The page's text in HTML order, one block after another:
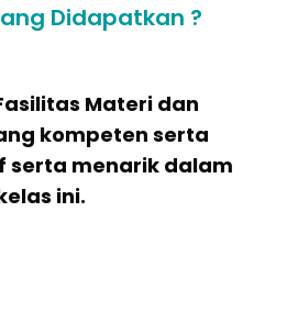
Didapatkan ?
Materi dan
kompeten serta
serta menarik dalam
ini.